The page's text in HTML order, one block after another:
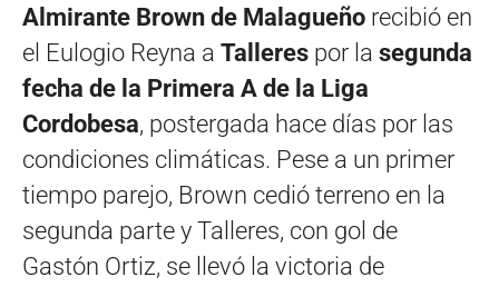
Almirante Brown de Malagueño recibió en
el Eulogio Reyna a Talleres por la segunda
fecha de la Primera A de la Liga
Cordobesa, postergada hace días por las
condiciones climáticas. Pese a un primer
tiempo parejo, Brown cedió terreno en la
segunda parte y Talleres, con gol de
Gastón Ortiz, se llevó la victoria de